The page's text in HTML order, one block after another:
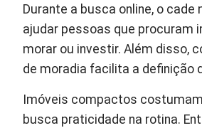
Durante a busca online, o cade
ajudar pessoas que procuram
morar ou investir. Além disso,
de moradia facilita a definição
Imóveis compactos
busca praticidade na rotina.